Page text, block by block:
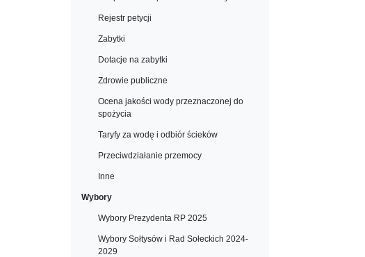
Rejestr petycji
Zabytki
Dotacje na zabytki
Zdrowie publiczne
Ocena jakości wody przeznaczonej do
spożycia
Taryfy za wodę i odbiór ścieków
Przeciwdziałanie przemocy
Inne
Wybory
Wybory Prezydenta RP 2025
Wybory Sołtysów i Rad Sołeckich 2024-
2029